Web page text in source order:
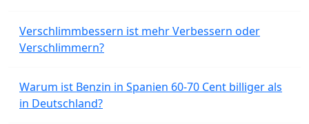
Verschlimmbessern ist mehr Verbessern oder
Verschlimmern?
Warum ist Benzin in Spanien 60-70 Cent billiger als
in Deutschland?